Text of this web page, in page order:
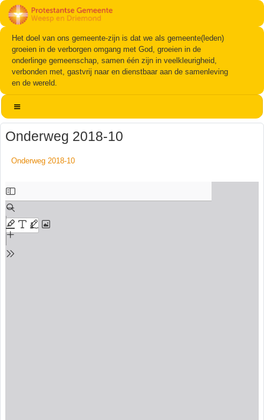
Het doel van ons gemeente-zijn is dat we als gemeente(leden)
groeien in de verborgen omgang met God, groeien in de
onderlinge gemeenschap, samen één zijn in veelkleurigheid,
verbonden met, gastvrij naar en dienstbaar aan de samenleving
en de wereld.
Onderweg 2018-10
Onderweg 2018-10
Ga
naar
de
PDF
inhoud